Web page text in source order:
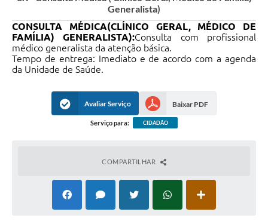
Audiências Públicas
Prestação de Contas
Carta de Serviços
Perguntas e Respostas Mais Frequentes
Generalista)
CONSULTA MÉDICA(CLÍNICO GERAL, MÉDICO DE
FAMÍLIA) GENERALISTA):Consulta com profissional
médico generalista da atenção básica.
Tempo de entrega: Imediato e de acordo com a agenda
da Unidade de Saúde.
Avaliar Serviço Baixar PDF
Serviço para: CIDADÃO
COMPARTILHAR